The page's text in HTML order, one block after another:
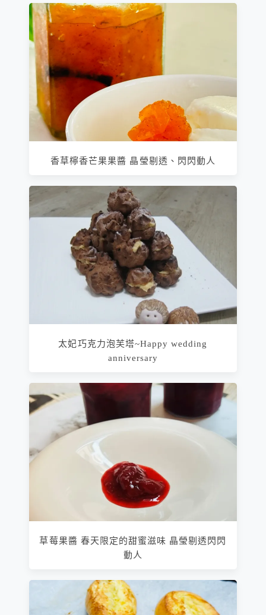
香草檸香芒果果醬 晶瑩剔透、閃閃動人
太妃巧克力泡芙塔~Happy wedding
anniversary
草莓果醬 春天限定的甜蜜滋味 晶瑩剔透閃閃
動人